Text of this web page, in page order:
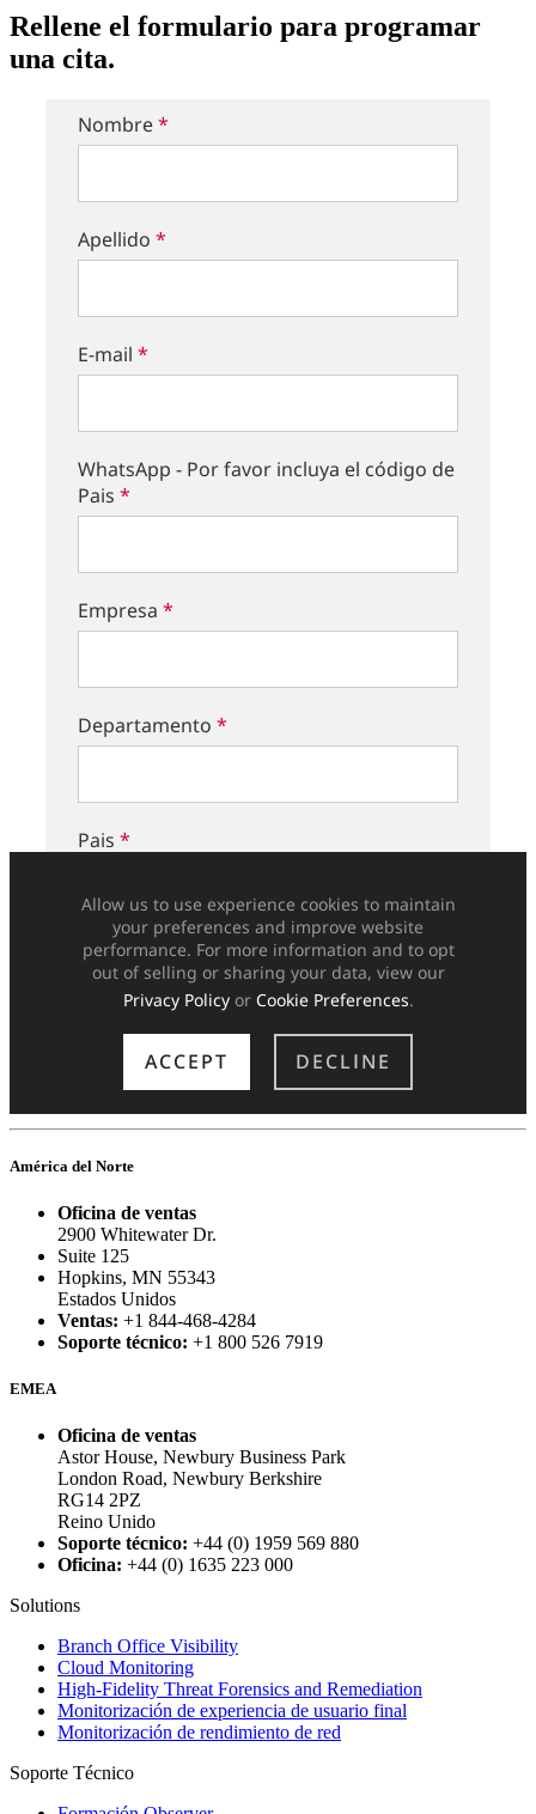
Rellene el formulario para programar
una cita.
América del Norte
Oficina de ventas
2900 Whitewater Dr.
Suite 125
Hopkins, MN 55343
Estados Unidos
Ventas: +1 844-468-4284
Soporte técnico: +1 800 526 7919
EMEA
Oficina de ventas
Astor House, Newbury Business Park
London Road, Newbury Berkshire
RG14 2PZ
Reino Unido
Soporte técnico: +44 (0) 1959 569 880
Oficina: +44 (0) 1635 223 000
Solutions
Branch Office Visibility
Cloud Monitoring
High-Fidelity Threat Forensics and Remediation
Monitorización de experiencia de usuario final
Monitorización de rendimiento de red
Soporte Técnico